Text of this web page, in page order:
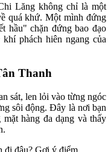
Lăng không chỉ là một
quá khứ. Một mình đứng
hầu" chặn đứng bao đạo
phách hiên ngang của
Thanh
sát, len lỏi vào từng ngóc
sôi động. Đây là nơi bạn
hàng đa dạng và thấy